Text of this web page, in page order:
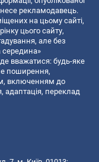
несе рекламодавець.
на цьому сайті,
цього сайту,
але без
середина»
вважатися: будь-яке
поширення,
включенням до
адаптація, переклад